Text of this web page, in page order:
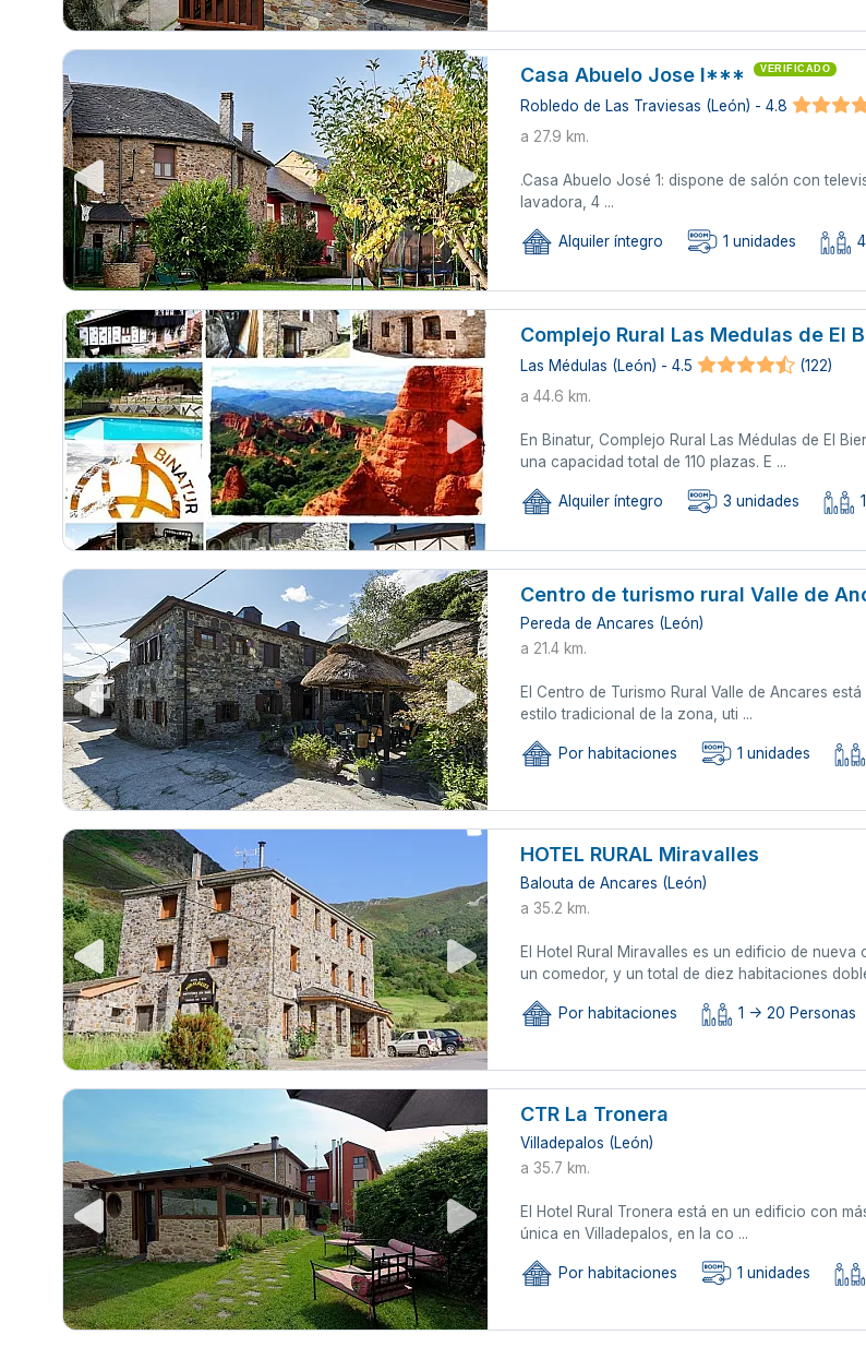
Casa Abuelo Jose I*** VERIFICADO
Robledo de Las Traviesas (León) - 4.8
a 27.9 km.
.Casa Abuelo José 1: dispone de salón con
lavadora, 4 ...
Alquiler íntegro 1 unidades
Complejo Rural Las Medulas de El
Las Médulas (León) - 4.5
(122)
a 44.6 km.
En Binatur, Complejo Rural Las Médulas de El
una capacidad total de 110 plazas. E ...
Alquiler íntegro 3 unidades
Centro de turismo rural Valle de
Pereda de Ancares (León)
a 21.4 km.
El Centro de Turismo Rural Valle de Ancares
estilo tradicional de la zona, uti ...
Por habitaciones 1 unidades
HOTEL RURAL Miravalles
Balouta de Ancares (León)
a 35.2 km.
El Hotel Rural Miravalles es un edificio de
un comedor, y un total de diez habitaciones
Por habitaciones 1 -> 20 Personas
CTR La Tronera
Villadepalos (León)
a 35.7 km.
El Hotel Rural Tronera está en un edificio con
única en Villadepalos, en la co ...
Por habitaciones 1 unidades